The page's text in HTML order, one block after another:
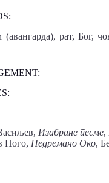
(авангарда), рат, Бог,
Изабране песме,
Ного, Недремано Око,